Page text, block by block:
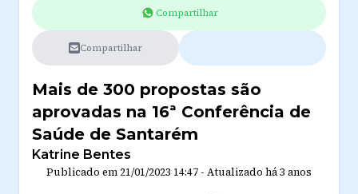
Compartilhar
Compartilhar
Mais de 300 propostas são
aprovadas na 16ª Conferência de
Saúde de Santarém
Katrine Bentes
Publicado em 21/01/2023 14:47 - Atualizado há 3 anos